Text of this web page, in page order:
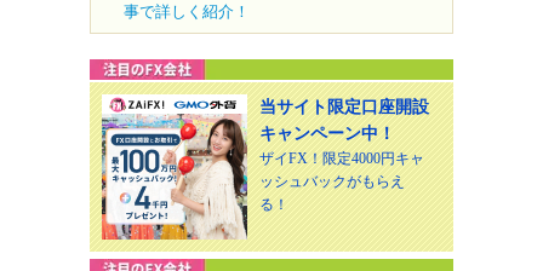
事で詳しく紹介！
当サイト限定口座開設
キャンペーン中！
ザイFX！限定4000円キャ
ッシュバックがもらえ
る！